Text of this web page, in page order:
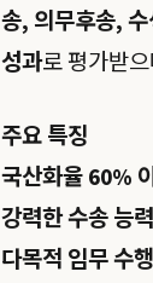
송, 의무후송,
성과로 평가받
주요 특징
국산화율 60%
강력한 수송 능
다목적 임무 수